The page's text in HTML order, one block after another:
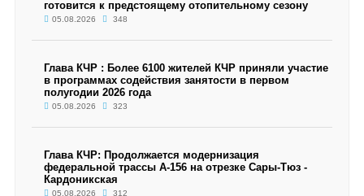
готовится к предстоящему отопительному сезону
05.08.2026 348
Глава КЧР : Более 6100 жителей КЧР приняли участие
в программах содействия занятости в первом
полугодии 2026 года
05.08.2026 323
Глава КЧР: Продолжается модернизация
федеральной трассы А-156 на отрезке Сары-Тюз -
Кардоникская
05.08.2026 312